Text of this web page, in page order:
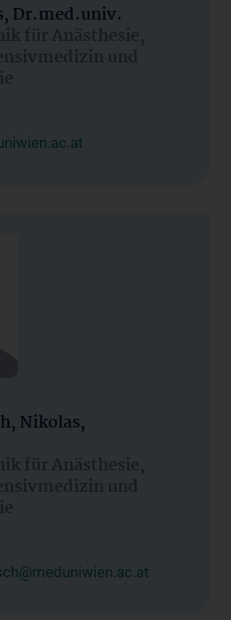
Dr.med.univ.
für Anästhesie,
und
Nikolas,
für Anästhesie,
und